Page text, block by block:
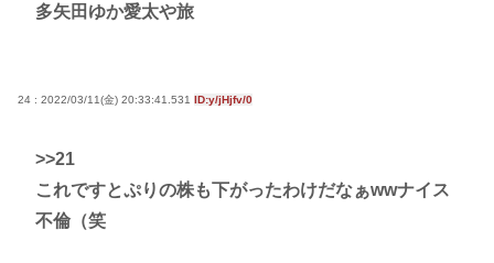
多矢田ゆか愛太や旅
24 : 2022/03/11(金) 20:33:41.531 ID:y/jHjfv/0
>>21
これですとぷりの株も下がったわけだなぁwwナイス
不倫（笑